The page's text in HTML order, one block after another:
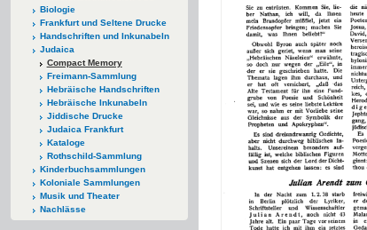
Biologie
Frankfurt und Seltene Drucke
Handschriften und Inkunabeln
Judaica
Compact Memory
Freimann-Sammlung
Hebräische Handschriften
Hebräische Inkunabeln
Jiddische Drucke
Judaica Frankfurt
Kataloge
Rothschild-Sammlung
Kinderbuchsammlungen
Koloniale Sammlungen
Musik und Theater
Nachlässe